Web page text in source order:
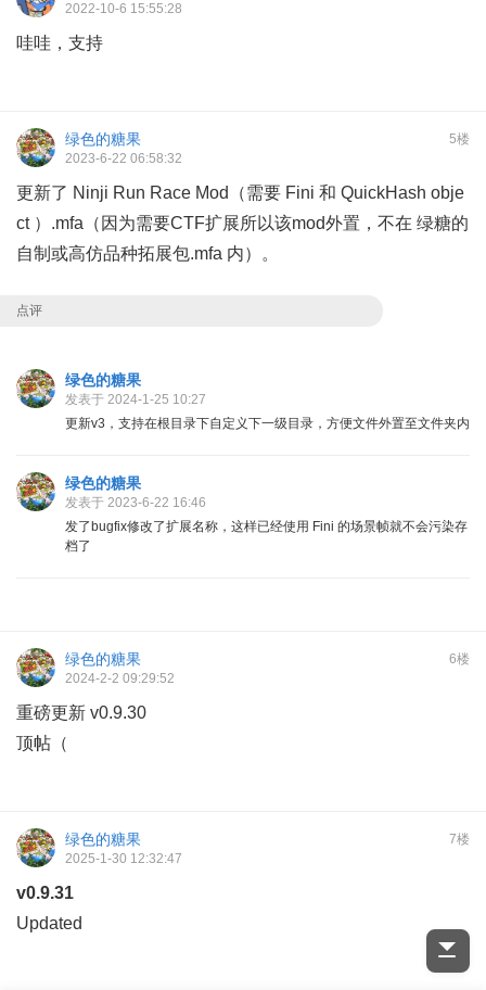
2022-10-6 15:55:28
哇哇，支持
5楼
绿色的糖果
2023-6-22 06:58:32
更新了 Ninji Run Race Mod（需要 Fini 和 QuickHash obje
ct ）.mfa（因为需要CTF扩展所以该mod外置，不在 绿糖的
自制或高仿品种拓展包.mfa 内）。
点评
绿色的糖果
发表于 2024-1-25 10:27
更新v3，支持在根目录下自定义下一级目录，方便文件外置至文件夹内
绿色的糖果
发表于 2023-6-22 16:46
发了bugfix修改了扩展名称，这样已经使用 Fini 的场景帧就不会污染存
档了
6楼
绿色的糖果
2024-2-2 09:29:52
重磅更新 v0.9.30
顶帖（
7楼
绿色的糖果
2025-1-30 12:32:47
v0.9.31
Updated